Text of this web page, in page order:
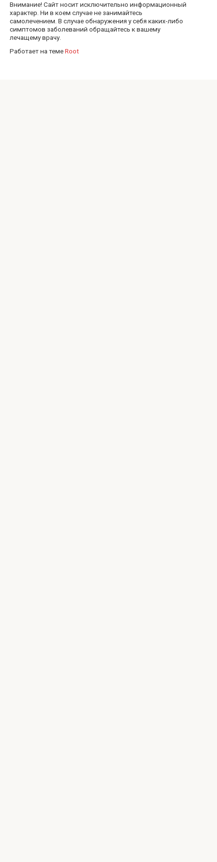
Внимание! Сайт носит исключительно информационный
характер. Ни в коем случае не занимайтесь
самолечением. В случае обнаружения у себя каких-либо
симптомов заболеваний обращайтесь к вашему
лечащему врачу.
Работает на темеRoot